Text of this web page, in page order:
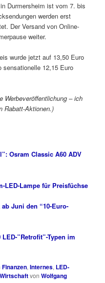
Durmersheim ist vom 7. bis
werden erst
Der Versand von Online-
weiter.
wurde jetzt auf 13,50 Euro
12,15 Euro
Werbeveröffentlichung – ich
Rabatt-Aktionen.)
Osram Classic A60 ADV
LED-Lampe für Preisfüchse
Juni den “10-Euro-
”Retrofit”-Typen im
Finanzen,Internes, LED-
WirtschaftvonWolfgang